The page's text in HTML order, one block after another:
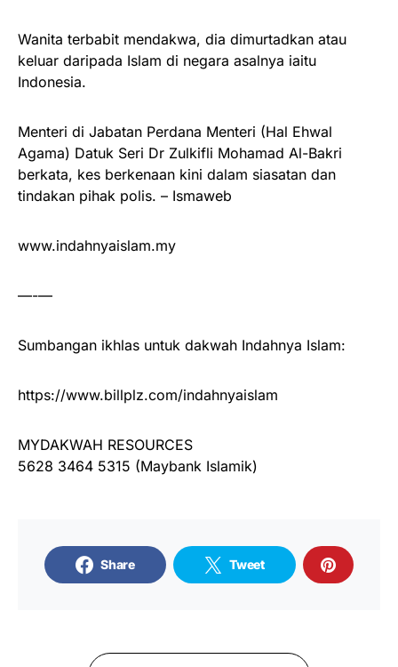
Wanita terbabit mendakwa, dia dimurtadkan atau
keluar daripada Islam di negara asalnya iaitu
Indonesia.
Menteri di Jabatan Perdana Menteri (Hal Ehwal
Agama) Datuk Seri Dr Zulkifli Mohamad Al-Bakri
berkata, kes berkenaan kini dalam siasatan dan
tindakan pihak polis. – Ismaweb
www.indahnyaislam.my
—-—
Sumbangan ikhlas untuk dakwah Indahnya Islam:
https://www.billplz.com/indahnyaislam
MYDAKWAH RESOURCES
5628 3464 5315 (Maybank Islamik)
Share Tweet